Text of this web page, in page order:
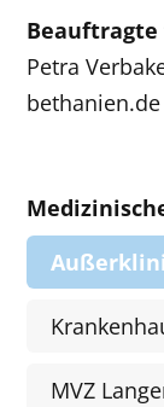
Petra
bethanien.de
MVZ